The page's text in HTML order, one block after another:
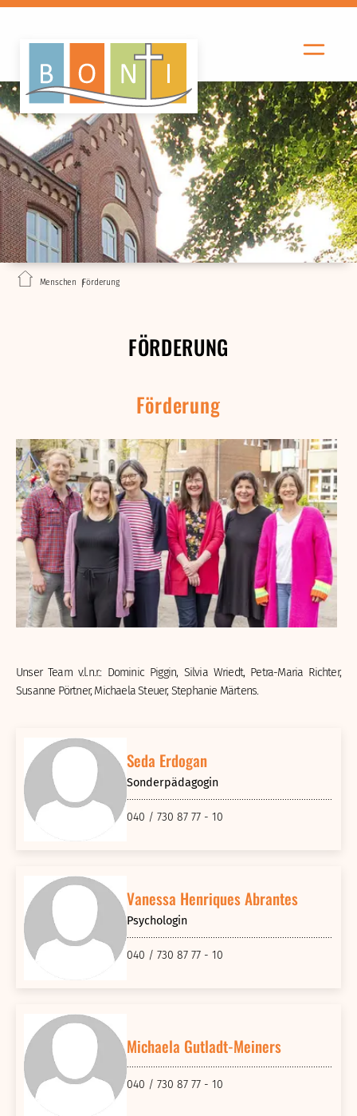
Menschen Förderung
FÖRDERUNG
Förderung
Unser Team v.l.n.r.: Dominic Piggin, Silvia Wriedt, Petra-Maria Richter,
Susanne Pörtner, Michaela Steuer, Stephanie Märtens.
Seda Erdogan
Sonderpädagogin
040 / 730 87 77 - 10
Vanessa Henriques Abrantes
Psychologin
040 / 730 87 77 - 10
Michaela Gutladt-Meiners
040 / 730 87 77 - 10